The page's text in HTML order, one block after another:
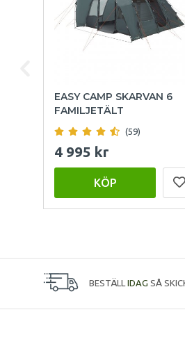
EASY CAMP SKARVAN 6
FAMILJETÄLT
(59)
4 995 kr
KÖP
BESTÄLL IDAG SÅ